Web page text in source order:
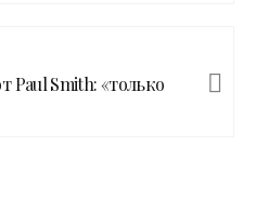
Paul Smith: «только